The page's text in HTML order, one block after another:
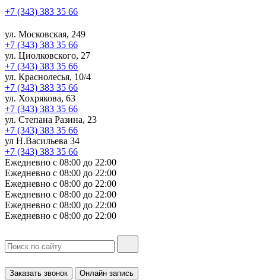
+7 (343) 383 35 66
ул. Московская, 249
+7 (343) 383 35 66
ул. Циолковского, 27
+7 (343) 383 35 66
ул. Краснолесья, 10/4
+7 (343) 383 35 66
ул. Хохрякова, 63
+7 (343) 383 35 66
ул. Степана Разина, 23
+7 (343) 383 35 66
ул Н.Васильева 34
+7 (343) 383 35 66
Ежедневно с 08:00 до 22:00
Ежедневно с 08:00 до 22:00
Ежедневно с 08:00 до 22:00
Ежедневно с 08:00 до 22:00
Ежедневно с 08:00 до 22:00
Ежедневно с 08:00 до 22:00
Заказать звонок Онлайн запись